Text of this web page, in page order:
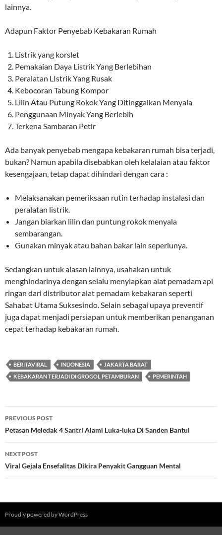
lainnya.
Adapun Faktor Penyebab Kebakaran Rumah
Listrik yang korslet
Pemakaian Daya Listrik Yang Berlebihan
Peralatan LIstrik Yang Rusak
Kebocoran Tabung Kompor
Lilin Atau Putung Rokok Yang Ditinggalkan Menyala
Penggunaan Minyak Yang Berlebih
Terkena Sambaran Petir
Ada banyak penyebab mengapa kebakaran rumah bisa terjadi,
bukan? Namun apabila disebabkan oleh kelalaian atau faktor
kesengajaan, tetap dapat dihindari dengan cara :
Melaksanakan pemeriksaan rutin terhadap instalasi dan
peralatan listrik.
Jangan biarkan lilin dan puntung rokok menyala
sembarangan.
Gunakan minyak atau bahan bakar lain seperlunya.
Sedangkan untuk alasan lainnya, usahakan untuk
menghindarinya dengan selalu menyiapkan alat pemadam api
ringan dari distributor alat pemadam kebakaran seperti
Sahabat Utama Suksesindo. Selain sebagai upaya preventif
juga dapat menjadi persiapan untuk memberikan penanganan
cepat terhadap kebakaran rumah.
BERITAVIRAL INDONESIA
JAKARTA BARAT
KEBAKARAN TERJADI DI GROGOL PETAMBURAN
PEMERINTAH
Post
navigation
PREVIOUS POST
Petasan Meledak 4 Santri Alami Luka-luka Di Sanden Bantul
NEXT POST
Viral Gejala Ensefalitas Dikira Penyakit Gangguan Mental
Proudly powered by WordPress